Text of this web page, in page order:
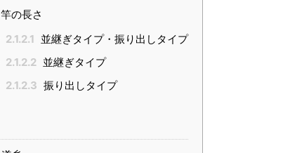
竿の長さ
2.1.2.1 並継ぎタイプ・振り出しタイプ
2.1.2.2 並継ぎタイプ
2.1.2.3 振り出しタイプ